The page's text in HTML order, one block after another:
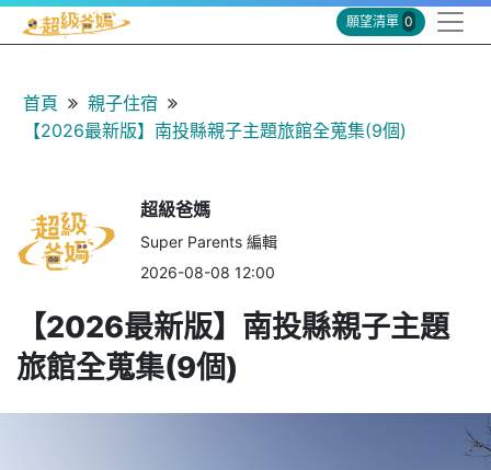
願望清單 0
首頁
親子住宿
【2026最新版】南投縣親子主題旅館全蒐集(9個)
超級爸媽
Super Parents 編輯
2026-08-08 12:00
【2026最新版】南投縣親子主題
旅館全蒐集(9個)